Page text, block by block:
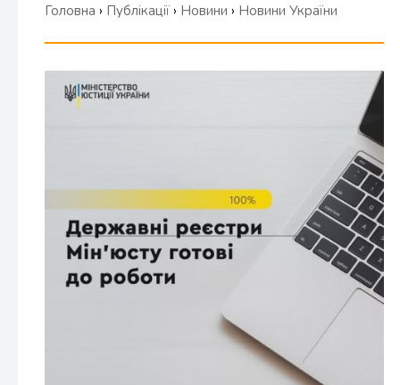
Головна › Публікації › Новини › Новини України